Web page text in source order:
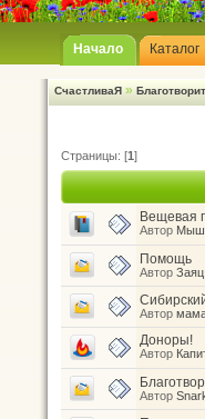
Начало Каталог
СчастливаЯ »
Страницы: [1]
Вещевая
Автор
Помощь
Автор Заяц
Автор
Доноры!
Автор
Автор